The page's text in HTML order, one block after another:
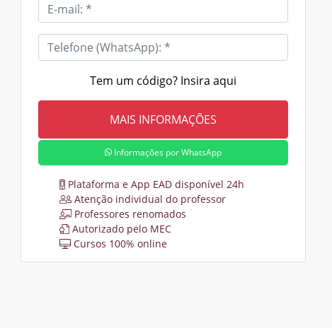
Tem um código? Insira aqui
Informações por WhatsApp
Plataforma e App EAD disponível 24h
Atenção individual do professor
Professores renomados
Autorizado pelo MEC
Cursos 100% online